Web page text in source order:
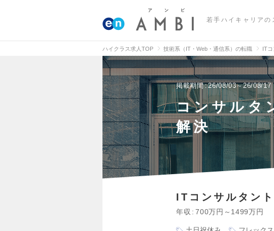
若手ハイキャリアの
ハイクラス求人TOP 技術系（IT・Web・通信系）の転職 IT
掲載期間 26/08/03～26/08/17
コンサルタ
解決
ITコンサルタント
年収 700万円～1499万円